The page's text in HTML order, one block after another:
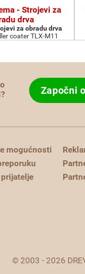
- Strojevi za
drva
za obradu drva
coater TLX-M11
Započni
mogućnosti
© 2003 - 2026